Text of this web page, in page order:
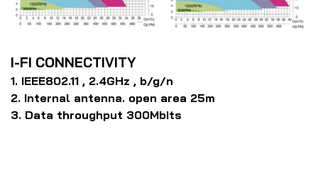
I-FI CONNECTIVITY
1. IEEE802.11 , 2.4GHz , b/g/n
2. Internal antenna. open area 25m
3. Data throughput 300Mbits